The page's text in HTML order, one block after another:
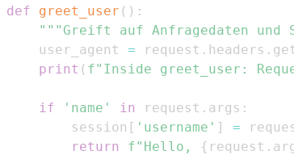
def
greet_user ( ) :
"""Greift auf Anfragedaten und
    user_agent
= request . headers .
print ( f"Inside greet_user:
if 'name' in request . args :
        session
[ 'username' ] =
return
f"Hello, { request .